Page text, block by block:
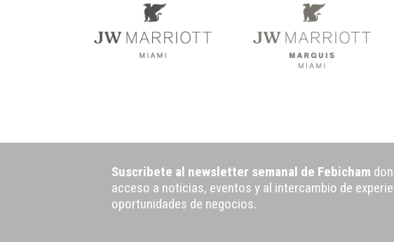
Suscribete al newsletter semanal de Febicham
acceso a noticias, eventos y al intercambio de
oportunidades de negocios.